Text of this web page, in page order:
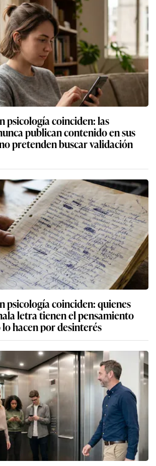
psicología coinciden: las
publican contenido en sus
pretenden buscar validación
psicología coinciden: quienes
letra tienen el pensamiento
hacen por desinterés